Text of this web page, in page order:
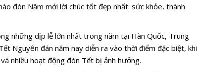
đón Năm mới lời chúc tốt đẹp nhất: sức khỏe, thành
những dịp lễ lớn nhất trong năm tại Hàn Quốc, Trung
Nguyên đán năm nay diễn ra vào thời điểm đặc biệt, khi
nhiều hoạt động đón Tết bị ảnh hưởng.